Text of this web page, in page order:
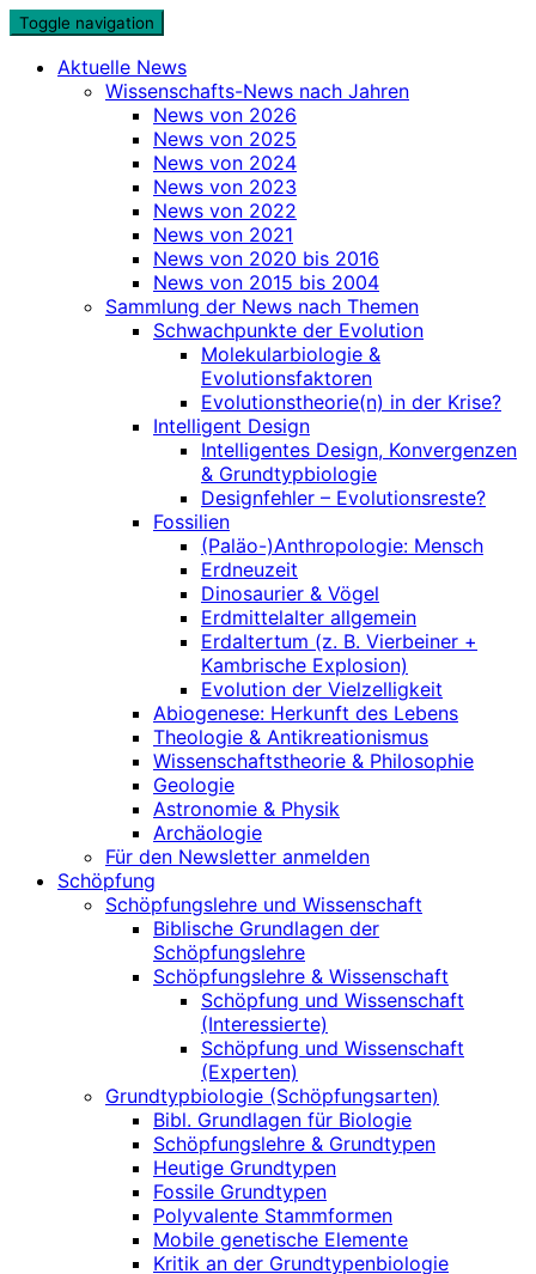
Skip
content
Toggle navigation
Aktuelle News
Wissenschafts-News nach Jahren
News von 2026
News von 2025
News von 2024
News von 2023
News von 2022
News von 2021
News von 2020 bis 2016
News von 2015 bis 2004
Sammlung der News nach Themen
Schwachpunkte der Evolution
Molekularbiologie &
Evolutionsfaktoren
Evolutionstheorie(n) in der Krise?
Intelligent Design
Intelligentes Design, Konvergenzen
& Grundtypbiologie
Designfehler – Evolutionsreste?
Fossilien
(Paläo-)Anthropologie: Mensch
Erdneuzeit
Dinosaurier & Vögel
Erdmittelalter allgemein
Erdaltertum (z. B. Vierbeiner +
Kambrische Explosion)
Evolution der Vielzelligkeit
Abiogenese: Herkunft des Lebens
Theologie & Antikreationismus
Wissenschaftstheorie & Philosophie
Geologie
Astronomie & Physik
Archäologie
Für den Newsletter anmelden
Schöpfung
Schöpfungslehre und Wissenschaft
Biblische Grundlagen der
Schöpfungslehre
Schöpfungslehre & Wissenschaft
Schöpfung und Wissenschaft
(Interessierte)
Schöpfung und Wissenschaft
(Experten)
Grundtypbiologie (Schöpfungsarten)
Bibl. Grundlagen für Biologie
Schöpfungslehre & Grundtypen
Heutige Grundtypen
Fossile Grundtypen
Polyvalente Stammformen
Mobile genetische Elemente
Kritik an der Grundtypenbiologie